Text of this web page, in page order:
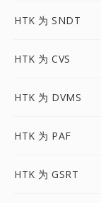
HTK 为 SNDT
HTK 为 CVS
HTK 为 DVMS
HTK 为 PAF
HTK 为 GSRT